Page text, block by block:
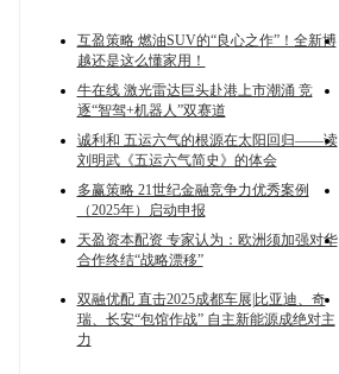
互盈策略 燃油SUV的“良心之作”！全新博
越还是这么懂家用！
牛在线 激光雷达巨头赴港上市潮涌 竞
逐“智驾+机器人”双赛道
诚利和 五运六气的根源在太阳回归——读
刘明武《五运六气简史》的体会
多赢策略 21世纪金融竞争力优秀案例
（2025年）启动申报
天盈资本配资 专家认为：欧洲须加强对华
合作终结“战略漂移”
双融优配 直击2025成都车展|比亚迪、奇
瑞、长安“包馆作战” 自主新能源成绝对主
力